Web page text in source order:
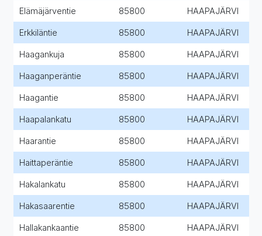
Elämäjärventie 85800 HAAPAJÄRVI
Erkkiläntie 85800 HAAPAJÄRVI
Haagankuja 85800 HAAPAJÄRVI
Haaganperäntie 85800 HAAPAJÄRVI
Haagantie 85800 HAAPAJÄRVI
Haapalankatu 85800 HAAPAJÄRVI
Haarantie 85800 HAAPAJÄRVI
Haittaperäntie 85800 HAAPAJÄRVI
Hakalankatu 85800 HAAPAJÄRVI
Hakasaarentie 85800 HAAPAJÄRVI
Hallakankaantie 85800 HAAPAJÄRVI